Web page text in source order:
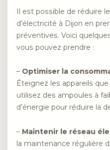
Il est possible de réduire
d’électricité à Dijon en
préventives. Voici
vous pouvez prendre :
– Optimiser la
Éteignez les appareils
utilisez des ampoules à
d’énergie pour réduire la
– Maintenir le réseau
la maintenance régulière